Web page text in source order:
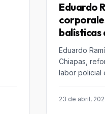
Eduardo
balísticas
Eduardo
Chiapas,
labor policial
23 de abril,